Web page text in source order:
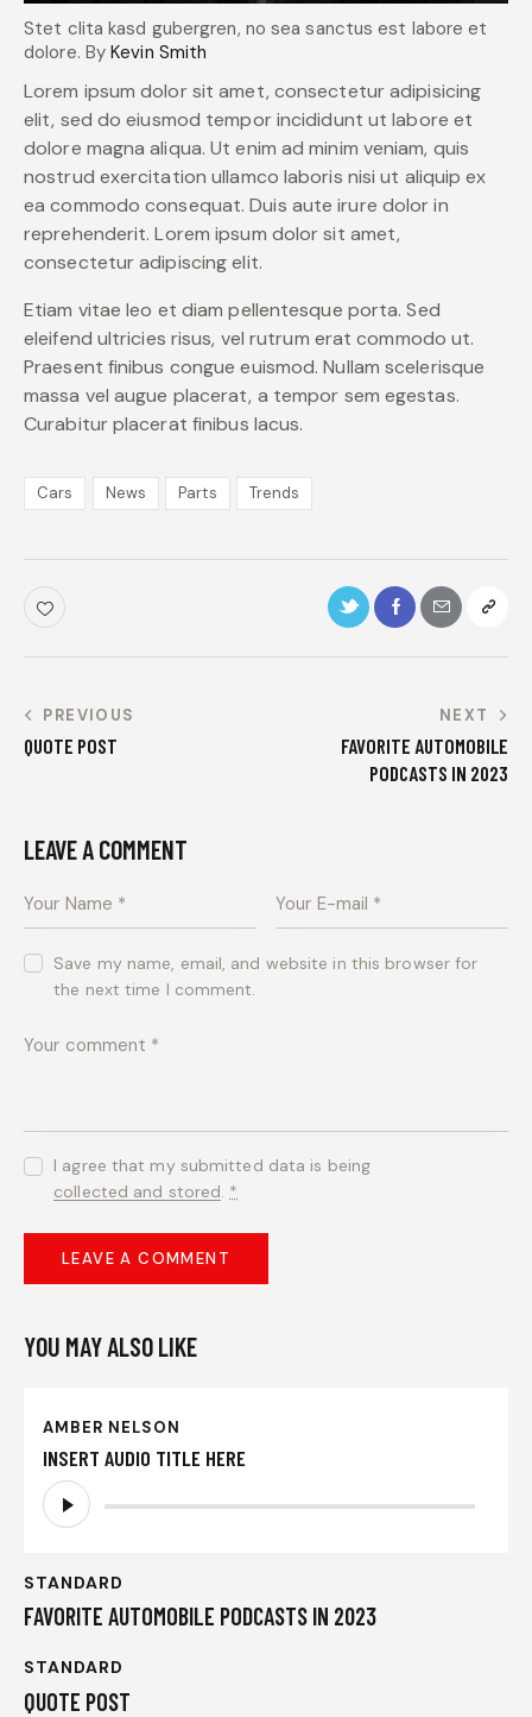
Stet clita kasd gubergren, no sea sanctus est labore et
dolore. ByKevin Smith
Lorem ipsum dolor sit amet, consectetur adipisicing
elit, sed do eiusmod tempor incididunt ut labore et
dolore magna aliqua. Ut enim ad minim veniam, quis
nostrud exercitation ullamco laboris nisi ut aliquip ex
ea commodo consequat. Duis aute irure dolor in
reprehenderit. Lorem ipsum dolor sit amet,
consectetur adipiscing elit.
Etiam vitae leo et diam pellentesque porta. Sed
eleifend ultricies risus, vel rutrum erat commodo ut.
Praesent finibus congue euismod. Nullam scelerisque
massa vel augue placerat, a tempor sem egestas.
Curabitur placerat finibus lacus.
Cars News Parts Trends
PREVIOUS
QUOTE POST
NEXT
FAVORITE AUTOMOBILE
PODCASTS IN 2023
LEAVE A COMMENT
Save my name, email, and website in this browser for
the next time I comment.
I agree that my submitted data is being
collected and stored. *
YOU MAY ALSO LIKE
AMBER NELSON
INSERT AUDIO TITLE HERE
Audio
Player
STANDARD
FAVORITE AUTOMOBILE PODCASTS IN 2023
STANDARD
QUOTE POST